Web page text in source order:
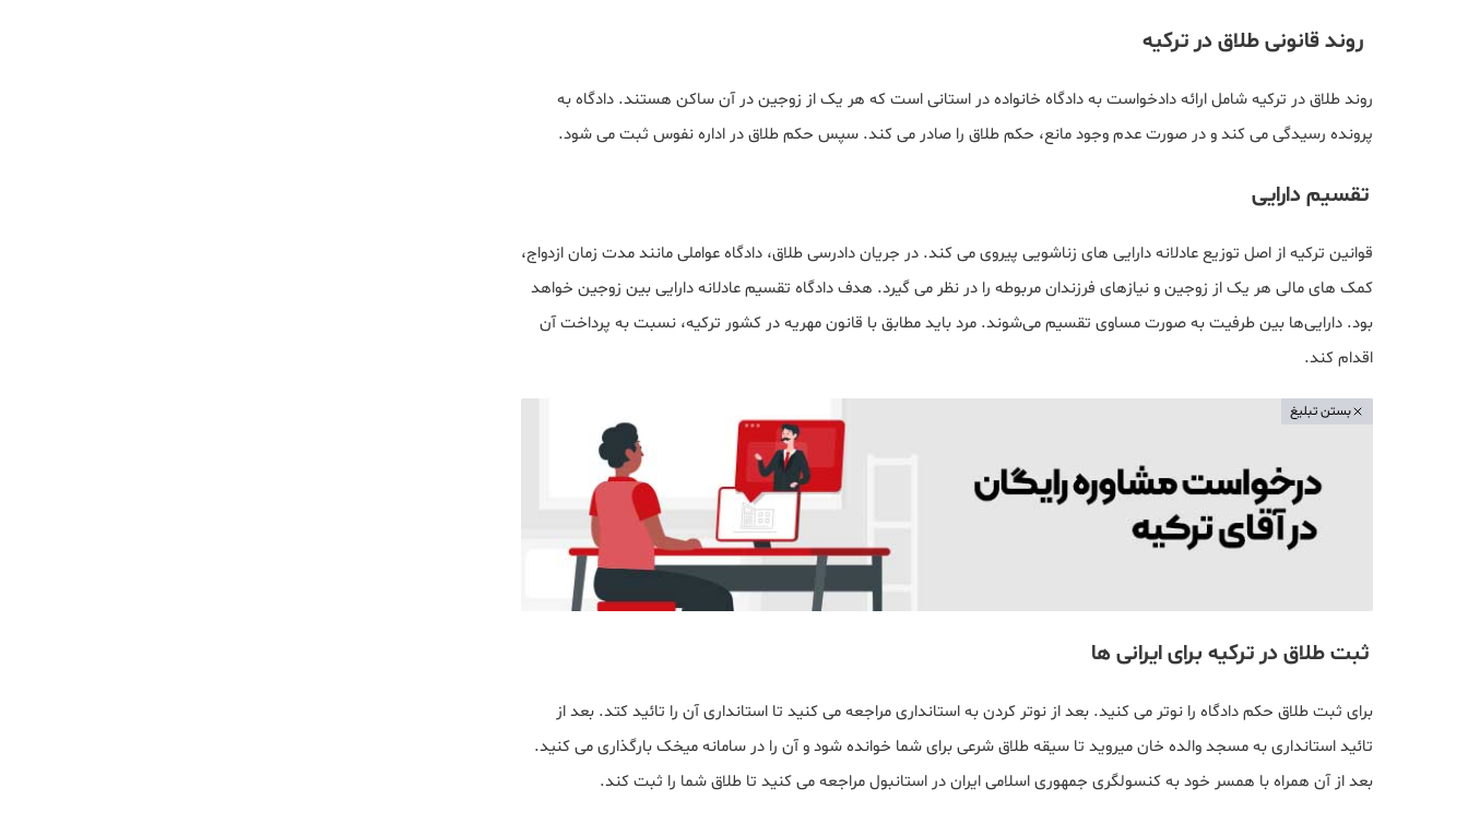
روند قانونی طلاق در ترکیه
روند طلاق در ترکیه شامل ارائه دادخواست به دادگاه خانواده در استانی است که هر یک از زوجین در آن ساکن هستند. دادگاه به
پرونده رسیدگی می کند و در صورت عدم وجود مانع، حکم طلاق را صادر می کند. سپس حکم طلاق در اداره نفوس ثبت می شود.
تقسیم دارایی
قوانین ترکیه از اصل توزیع عادلانه دارایی های زناشویی پیروی می کند. در جریان دادرسی طلاق، دادگاه عواملی مانند مدت زمان ازدواج،
کمک های مالی هر یک از زوجین و نیازهای فرزندان مربوطه را در نظر می گیرد. هدف دادگاه تقسیم عادلانه دارایی بین زوجین خواهد
بود. دارایی‌ها بین طرفیت به صورت مساوی تقسیم می‌شوند. مرد باید مطابق با قانون مهریه در کشور ترکیه، نسبت به پرداخت آن
اقدام کند.
بستن تبلیغ
ثبت طلاق در ترکیه برای ایرانی ها
برای ثبت طلاق حکم دادگاه را نوتر می کنید. بعد از نوتر کردن به استانداری مراجعه می کنید تا استانداری آن را تائید کتد. بعد از
تائید استانداری به مسجد والده خان میروید تا سیقه طلاق شرعی برای شما خوانده شود و آن را در سامانه میخک بارگذاری می کنید.
بعد از آن همراه با همسر خود به کنسولگری جمهوری اسلامی ایران در استانبول مراجعه می کنید تا طلاق شما را ثبت کند.